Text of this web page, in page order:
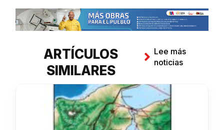
ARTÍCULOS
SIMILARES
Lee más
noticias